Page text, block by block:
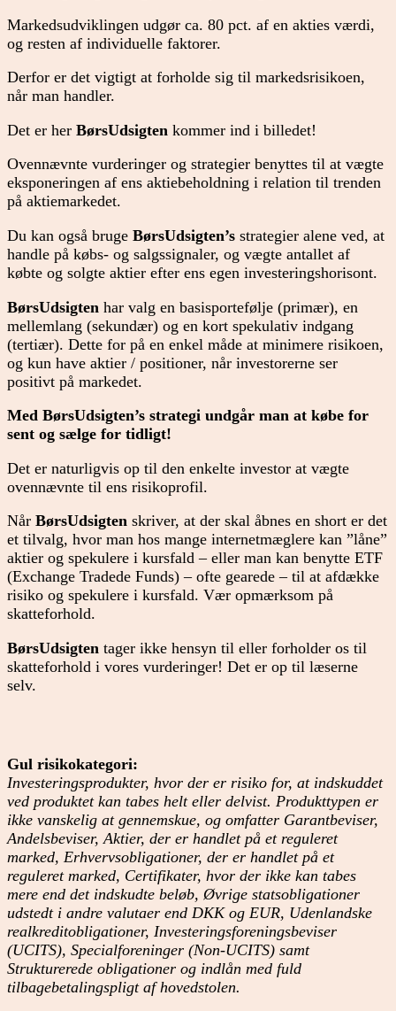
Markedsudviklingen udgør ca. 80 pct. af en akties værdi,
og resten af individuelle faktorer.
Derfor er det vigtigt at forholde sig til markedsrisikoen,
når man handler.
Det er her BørsUdsigten kommer ind i billedet!
Ovennævnte vurderinger og strategier benyttes til at vægte
eksponeringen af ens aktiebeholdning i relation til trenden
på aktiemarkedet.
Du kan også bruge BørsUdsigten’s strategier alene ved, at
handle på købs- og salgssignaler, og vægte antallet af
købte og solgte aktier efter ens egen investeringshorisont.
BørsUdsigten har valg en basisportefølje (primær), en
mellemlang (sekundær) og en kort spekulativ indgang
(tertiær). Dette for på en enkel måde at minimere risikoen,
og kun have aktier / positioner, når investorerne ser
positivt på markedet.
Med BørsUdsigten’s strategi undgår man at købe for
sent og sælge for tidligt!
Det er naturligvis op til den enkelte investor at vægte
ovennævnte til ens risikoprofil.
Når BørsUdsigten skriver, at der skal åbnes en short er det
et tilvalg, hvor man hos mange internetmæglere kan ”låne”
aktier og spekulere i kursfald – eller man kan benytte ETF
(Exchange Tradede Funds) – ofte gearede – til at afdække
risiko og spekulere i kursfald. Vær opmærksom på
skatteforhold.
BørsUdsigten tager ikke hensyn til eller forholder os til
skatteforhold i vores vurderinger! Det er op til læserne
selv.
Gul risikokategori:
Investeringsprodukter, hvor der er risiko for, at indskuddet
ved produktet kan tabes helt eller delvist. Produkttypen er
ikke vanskelig at gennemskue, og omfatter Garantbeviser,
Andelsbeviser, Aktier, der er handlet på et reguleret
marked, Erhvervsobligationer, der er handlet på et
reguleret marked, Certifikater, hvor der ikke kan tabes
mere end det indskudte beløb, Øvrige statsobligationer
udstedt i andre valutaer end DKK og EUR, Udenlandske
realkreditobligationer, Investeringsforeningsbeviser
(UCITS), Specialforeninger (Non-UCITS) samt
Strukturerede obligationer og indlån med fuld
tilbagebetalingspligt af hovedstolen.